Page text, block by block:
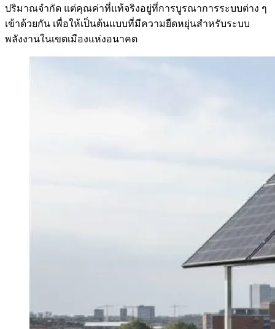
ปริมาณจำกัด แต่คุณค่าที่แท้จริงอยู่ที่การบูรณาการระบบต่าง ๆ
เข้าด้วยกัน เพื่อให้เป็นต้นแบบที่มีความยืดหยุ่นสำหรับระบบ
พลังงานในเขตเมืองแห่งอนาคต